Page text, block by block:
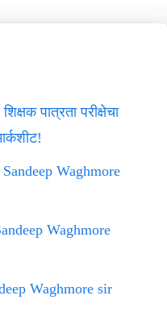
पात्रता परीक्षेचा
Waghmore
Waghmore
Waghmore sir